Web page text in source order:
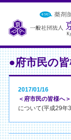
●府市民の
2017/01/16
＜府市民の皆様へ＞
について(平成29